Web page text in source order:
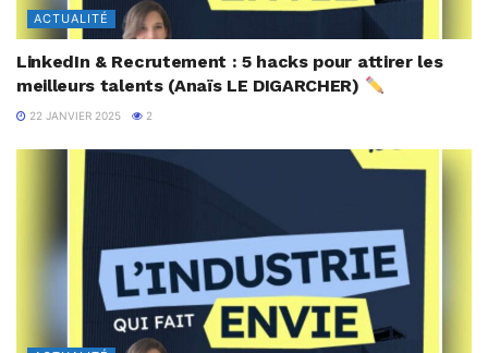
ACTUALITÉ
LinkedIn & Recrutement : 5 hacks pour attirer les
meilleurs talents (Anaïs LE DIGARCHER)
22 JANVIER 2025 2